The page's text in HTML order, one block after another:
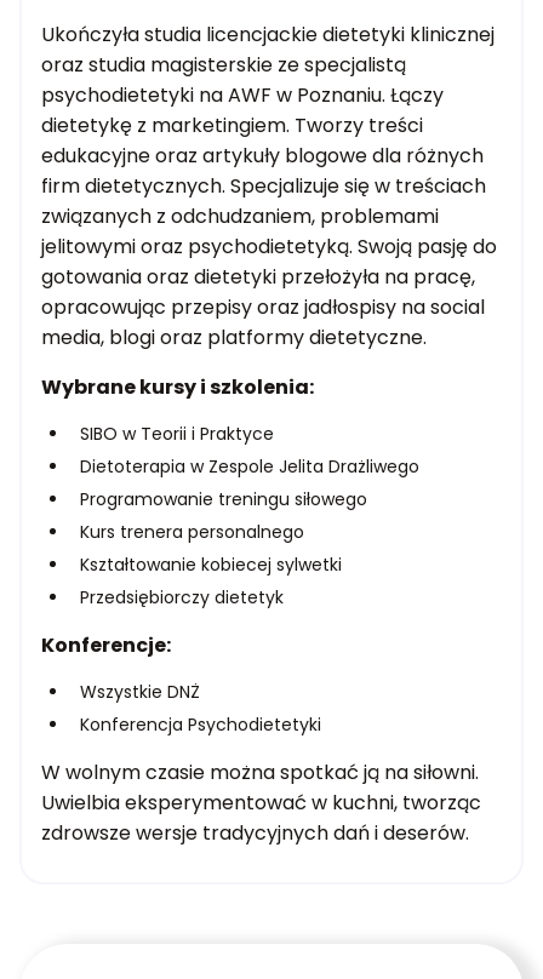
Ukończyła studia licencjackie dietetyki klinicznej
oraz studia magisterskie ze specjalistą
psychodietetyki na AWF w Poznaniu. Łączy
dietetykę z marketingiem. Tworzy treści
edukacyjne oraz artykuły blogowe dla różnych
firm dietetycznych. Specjalizuje się w treściach
związanych z odchudzaniem, problemami
jelitowymi oraz psychodietetyką. Swoją pasję do
gotowania oraz dietetyki przełożyła na pracę,
opracowując przepisy oraz jadłospisy na social
media, blogi oraz platformy dietetyczne.
Wybrane kursy i szkolenia:
SIBO w Teorii i Praktyce
Dietoterapia w Zespole Jelita Drażliwego
Programowanie treningu siłowego
Kurs trenera personalnego
Kształtowanie kobiecej sylwetki
Przedsiębiorczy dietetyk
Konferencje:
Wszystkie DNŻ
Konferencja Psychodietetyki
W wolnym czasie można spotkać ją na siłowni.
Uwielbia eksperymentować w kuchni, tworząc
zdrowsze wersje tradycyjnych dań i deserów.